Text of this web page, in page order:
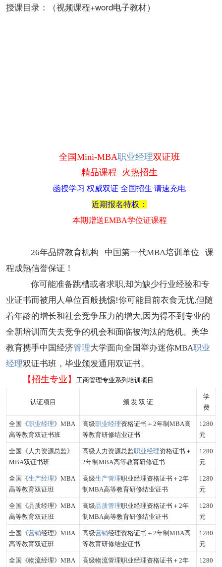
授课目录：（视频课程+word电子教材）
全国Mini-MBA职业经理双证班
精品课程 火热招生
函授学习 权威双证 全国招生 请速充电
近期报名特权：
本期赠送EMBA学位证课程
26年品牌教育机构 中国第一代MBA培训单位 课
程成熟信誉保证！
你可能准备跳槽或者求职,却为缺少行业经验和专
业证书而被用人单位百般挑惕!你可能目前衣食无忧,但随
着年龄的增长和社会竞争压力的增大,因为得不到专业的
全新培训而失去竞争的机会和面临被淘汰的危机。美华
教育携手中国经济管理大学面向全国举办迷你MBA职业
经理双证书班，毕业颁发通用双证书。
【招生专业】 工商管理专业系列培训项目
认证项目 颁 发 双 证
学
费
全国《职业经理》MBA
高等教育双证书班
高级职业经理资格证书＋2年制MBA高
等教育研修结业证书
1280
元
全国《人力资源总监》
MBA双证书班
高级人力资源总监职业经理资格证书＋
2年制MBA高等教育研修证书
1280
元
全国《生产经理》MBA
高等教育双证班
高级生产管理职业经理资格证书＋2年
制MBA高等教育研修结业证书
1280
元
全国《品质经理》MBA
高等教育双证班
高级品质管理职业经理资格证书＋2年
制MBA高等教育研修结业证书
1280
元
全国《营销经理》MBA
高等教育双证班
高级营销经理资格证书＋2年制MBA高
等教育研修结业证书
1280
元
全国《物流经理》MBA
高级物流管理职业经理资格证书＋2年
1280